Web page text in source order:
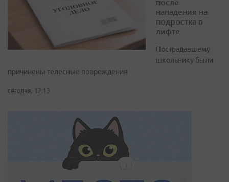
нападения на
подростка в
лифте
Пострадавшему
школьнику были
причинены телесные повреждения
сегодня, 12:13